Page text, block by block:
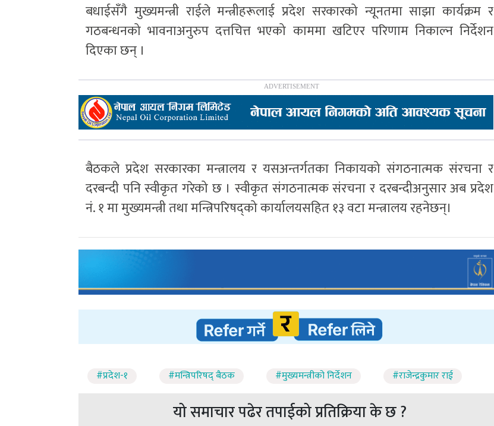
बधाईसँगै मुख्यमन्त्री राईले मन्त्रीहरूलाई प्रदेश सरकारको न्यूनतमा साझा कार्यक्रम र
गठबन्धनको भावनाअनुरुप दत्तचित्त भएको काममा खटिएर परिणाम निकाल्न निर्देशन
दिएका छन् ।
बैठकले प्रदेश सरकारका मन्त्रालय र यसअन्तर्गतका निकायको संगठनात्मक संरचना र
दरबन्दी पनि स्वीकृत गरेको छ । स्वीकृत संगठनात्मक संरचना र दरबन्दीअनुसार अब प्रदेश
नं. १ मा मुख्यमन्त्री तथा मन्त्रिपरिषद्को कार्यालयसहित १३ वटा मन्त्रालय रहनेछन्।
#प्रदेश-१ #मन्त्रिपरिषद् बैठक #मुख्यमन्त्रीको निर्देशन #राजेन्द्रकुमार राई
यो समाचार पढेर तपाईको प्रतिक्रिया के छ ?